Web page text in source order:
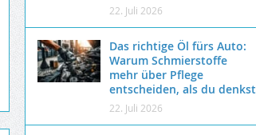
22. Juli 2026
Das richtige Öl fürs Auto:
Warum Schmierstoffe
mehr über Pflege
entscheiden, als du denkst
22. Juli 2026